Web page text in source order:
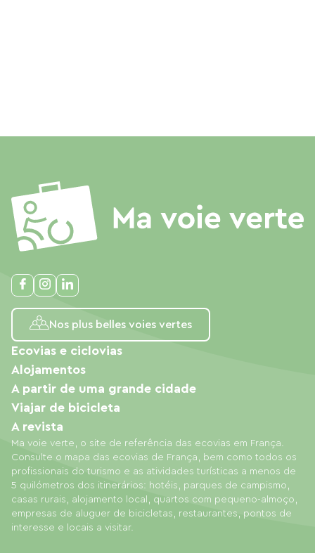
Nos plus belles voies vertes
Ma voie verte, o site de referência das ecovias em França.
Consulte o mapa das ecovias de França, bem como todos os
profissionais do turismo e as atividades turísticas a menos de
5 quilómetros dos itinerários: hotéis, parques de campismo,
casas rurais, alojamento local, quartos com pequeno-almoço,
empresas de aluguer de bicicletas, restaurantes, pontos de
interesse e locais a visitar.
Ecovias e ciclovias
Alojamentos
A partir de uma grande cidade
Viajar de bicicleta
A revista